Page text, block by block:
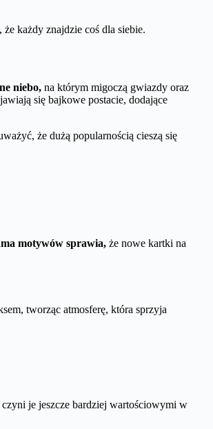
że każdy znajdzie coś dla siebie.
niebo, na którym migoczą gwiazdy oraz
się bajkowe postacie, dodające
że dużą popularnością cieszą się
motywów sprawia, że nowe kartki na
tworząc atmosferę, która sprzyja
je jeszcze bardziej wartościowymi w